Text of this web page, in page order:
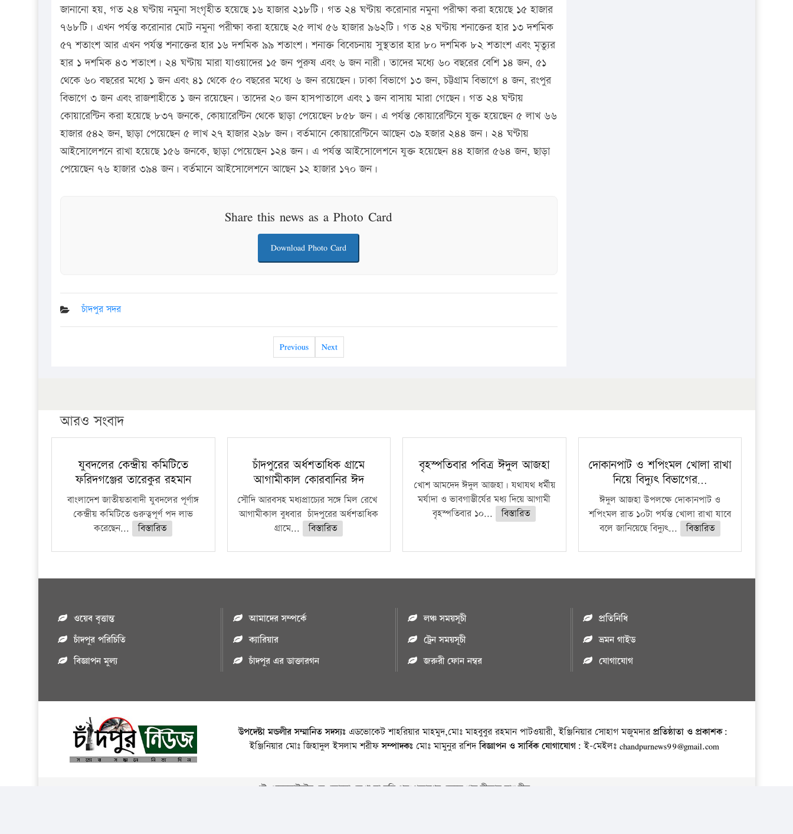
জানানো হয়, গত ২৪ ঘণ্টায় নমুনা সংগৃহীত হয়েছে ১৬ হাজার ২১৮টি। গত ২৪ ঘণ্টায় করোনার নমুনা পরীক্ষা করা হয়েছে ১৫ হাজার
৭৬৮টি। এখন পর্যন্ত করোনার মোট নমুনা পরীক্ষা করা হয়েছে ২৫ লাখ ৫৬ হাজার ৯৬২টি। গত ২৪ ঘণ্টায় শনাক্তের হার ১৩ দশমিক
৫৭ শতাংশ আর এখন পর্যন্ত শনাক্তের হার ১৬ দশমিক ৯৯ শতাংশ। শনাক্ত বিবেচনায় সুস্থতার হার ৮০ দশমিক ৮২ শতাংশ এবং মৃত্যুর
হার ১ দশমিক ৪৩ শতাংশ। ২৪ ঘণ্টায় মারা যাওয়াদের ১৫ জন পুরুষ এবং ৬ জন নারী। তাদের মধ্যে ৬০ বছরের বেশি ১৪ জন, ৫১
থেকে ৬০ বছরের মধ্যে ১ জন এবং ৪১ থেকে ৫০ বছরের মধ্যে ৬ জন রয়েছেন। ঢাকা বিভাগে ১৩ জন, চট্টগ্রাম বিভাগে ৪ জন, রংপুর
বিভাগে ৩ জন এবং রাজশাহীতে ১ জন রয়েছেন। তাদের ২০ জন হাসপাতালে এবং ১ জন বাসায় মারা গেছেন। গত ২৪ ঘণ্টায়
কোয়ারেন্টিন করা হয়েছে ৮৩৭ জনকে, কোয়ারেন্টিন থেকে ছাড়া পেয়েছেন ৮৫৮ জন। এ পর্যন্ত কোয়ারেন্টিনে যুক্ত হয়েছেন ৫ লাখ ৬৬
হাজার ৫৪২ জন, ছাড়া পেয়েছেন ৫ লাখ ২৭ হাজার ২৯৮ জন। বর্তমানে কোয়ারেন্টিনে আছেন ৩৯ হজার ২৪৪ জন। ২৪ ঘণ্টায়
আইসোলেশনে রাখা হয়েছে ১৫৬ জনকে, ছাড়া পেয়েছেন ১২৪ জন। এ পর্যন্ত আইসোলেশনে যুক্ত হয়েছেন ৪৪ হাজার ৫৬৪ জন, ছাড়া
পেয়েছেন ৭৬ হাজার ৩৯৪ জন। বর্তমানে আইসোলেশনে আছেন ১২ হাজার ১৭০ জন।
Share this news as a Photo Card
Download Photo Card
চাঁদপুর সদর
Previous Next
আরও সংবাদ
যুবদলের কেন্দ্রীয় কমিটিতে
ফরিদগঞ্জের তারেকুর রহমান
বাংলাদেশ জাতীয়তাবাদী যুবদলের পূর্ণাঙ্গ
কেন্দ্রীয় কমিটিতে গুরুত্বপূর্ণ পদ লাভ
করেছেন...
বিস্তারিত
চাঁদপুরের অর্ধশতাধিক গ্রামে
আগামীকাল কোরবানির ঈদ
সৌদি আরবসহ মধ্যপ্রাচ্যের সঙ্গে মিল রেখে
আগামীকাল বুধবার চাঁদপুরের অর্ধশতাধিক
গ্রামে...
বিস্তারিত
বৃহস্পতিবার পবিত্র ঈদুল আজহা
খোশ আমদেদ ঈদুল আজহা। যথাযথ ধর্মীয়
মর্যাদা ও ভাবগাম্ভীর্যের মধ্য দিয়ে আগামী
বৃহস্পতিবার ১০...
বিস্তারিত
দোকানপাট ও শপিংমল খোলা রাখা
নিয়ে বিদ্যুৎ বিভাগের…
ঈদুল আজহা উপলক্ষে দোকানপাট ও
শপিংমল রাত ১০টা পর্যন্ত খোলা রাখা যাবে
বলে জানিয়েছে বিদ্যুৎ...
বিস্তারিত
ওয়েব বৃত্তান্ত
চাঁদপুর পরিচিতি
বিজ্ঞাপন মুল্য
আমাদের সম্পর্কে
ক্যারিয়ার
চাঁদপুর এর ডাক্তারগন
লঞ্চ সময়সূচী
ট্রেন সময়সূচী
জরুরী ফোন নম্বর
প্রতিনিধি
ভ্রমন গাইড
যোগাযোগ
উপদেষ্টা মন্ডলীর সম্মানিত সদস্যঃ এডভোকেট শাহরিয়ার মাহমুদ,মোঃ মাহবুবুর রহমান পাটওয়ারী, ইঞ্জিনিয়ার সোহাগ মজুমদারপ্রতিষ্ঠাতা ও প্রকাশক:
ইঞ্জিনিয়ার মোঃ জিহাদুল ইসলাম শরীফসম্পাদকঃ মোঃ মামুনুর রশিদবিজ্ঞাপন ও সার্বিক যোগাযোগ: ই-মেইলঃ chandpurnews99@gmail.com
এই ওয়েবসাইটের যে কোনো লেখা বা ছবি পুনঃপ্রকাশের ক্ষেত্রে ঋন স্বীকার বাঞ্চনীয় ।